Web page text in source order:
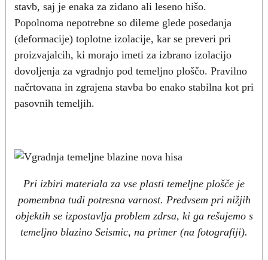
stavb, saj je enaka za zidano ali leseno hišo.
Popolnoma nepotrebne so dileme glede posedanja
(deformacije) toplotne izolacije, kar se preveri pri
proizvajalcih, ki morajo imeti za izbrano izolacijo
dovoljenja za vgradnjo pod temeljno ploščo. Pravilno
načrtovana in zgrajena stavba bo enako stabilna kot pri
pasovnih temeljih.
Pri izbiri materiala za vse plasti temeljne plošče je
pomembna tudi potresna varnost. Predvsem pri nižjih
objektih se izpostavlja problem zdrsa, ki ga rešujemo s
temeljno blazino Seismic, na primer (na fotografiji).